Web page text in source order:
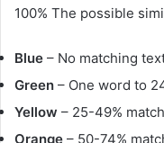
100% The possible
Blue – No matching
Green – One word to
Yellow – 25-49%
Orange – 50-74%